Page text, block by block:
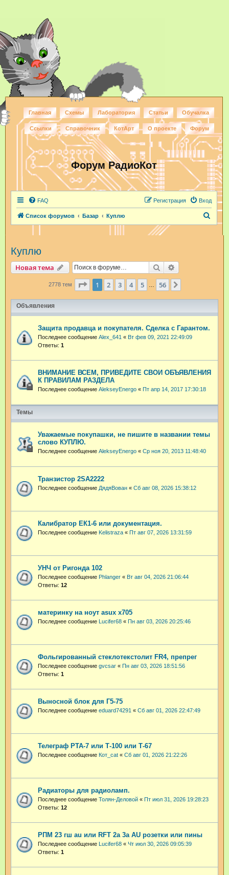
Главная Схемы Лаборатория Статьи Обучалка
Ссылки Справочник КотАрт О проекте Форум
Форум РадиоКот
FAQ Вход
Регистрация
Список форумов Базар Куплю
Куплю
Новая тема Поиск
2778 тем Страница из 56
1 2 3 4 5 56
Объявления
Защита продавца и покупателя. Сделка с Гарантом.
Последнее сообщение Alex_641 « Вт фев 09, 2021 22:49:09
Ответы: 1
ВНИМАНИЕ ВСЕМ, ПРИВЕДИТЕ СВОИ ОБЪЯВЛЕНИЯ
К ПРАВИЛАМ РАЗДЕЛА
Последнее сообщение AlekseyEnergo « Пт апр 14, 2017 17:30:18
Темы
Уважаемые покупашки, не пишите в названии темы
слово КУПЛЮ.
Последнее сообщение AlekseyEnergo « Ср ноя 20, 2013 11:48:40
Транзистор 2SA2222
Последнее сообщение ДядяВован « Сб авг 08, 2026 15:38:12
Калибратор ЕК1-6 или документация.
Последнее сообщение Kelistraza « Пт авг 07, 2026 13:31:59
УНЧ от Ригонда 102
Последнее сообщение Phlanger « Вт авг 04, 2026 21:06:44
Ответы: 12
материнку на ноут asux x705
Последнее сообщение Lucifer68 « Пн авг 03, 2026 20:25:46
Фольгированный стеклотекстолит FR4, препрег
Последнее сообщение gvcsar « Пн авг 03, 2026 18:51:56
Ответы: 1
Выносной блок для Г5-75
Последнее сообщение eduard74291 « Сб авг 01, 2026 22:47:49
Телеграф РТА-7 или Т-100 или Т-67
Последнее сообщение Кот_cat « Сб авг 01, 2026 21:22:26
Радиаторы для радиоламп.
Последнее сообщение Толян-Деловой « Пт июл 31, 2026 19:28:23
Ответы: 12
РПМ 23 гш au или RFT 2a 3a AU розетки или пины
Последнее сообщение Lucifer68 « Чт июл 30, 2026 09:05:39
Ответы: 1